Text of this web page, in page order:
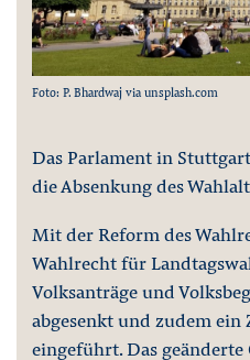
Foto: P. Bhardwaj via unsplash.com
Das Parlament in
die Absenkung des
Mit der Reform des
Wahlrecht für
Volksanträge und
abgesenkt und zudem
eingeführt. Das